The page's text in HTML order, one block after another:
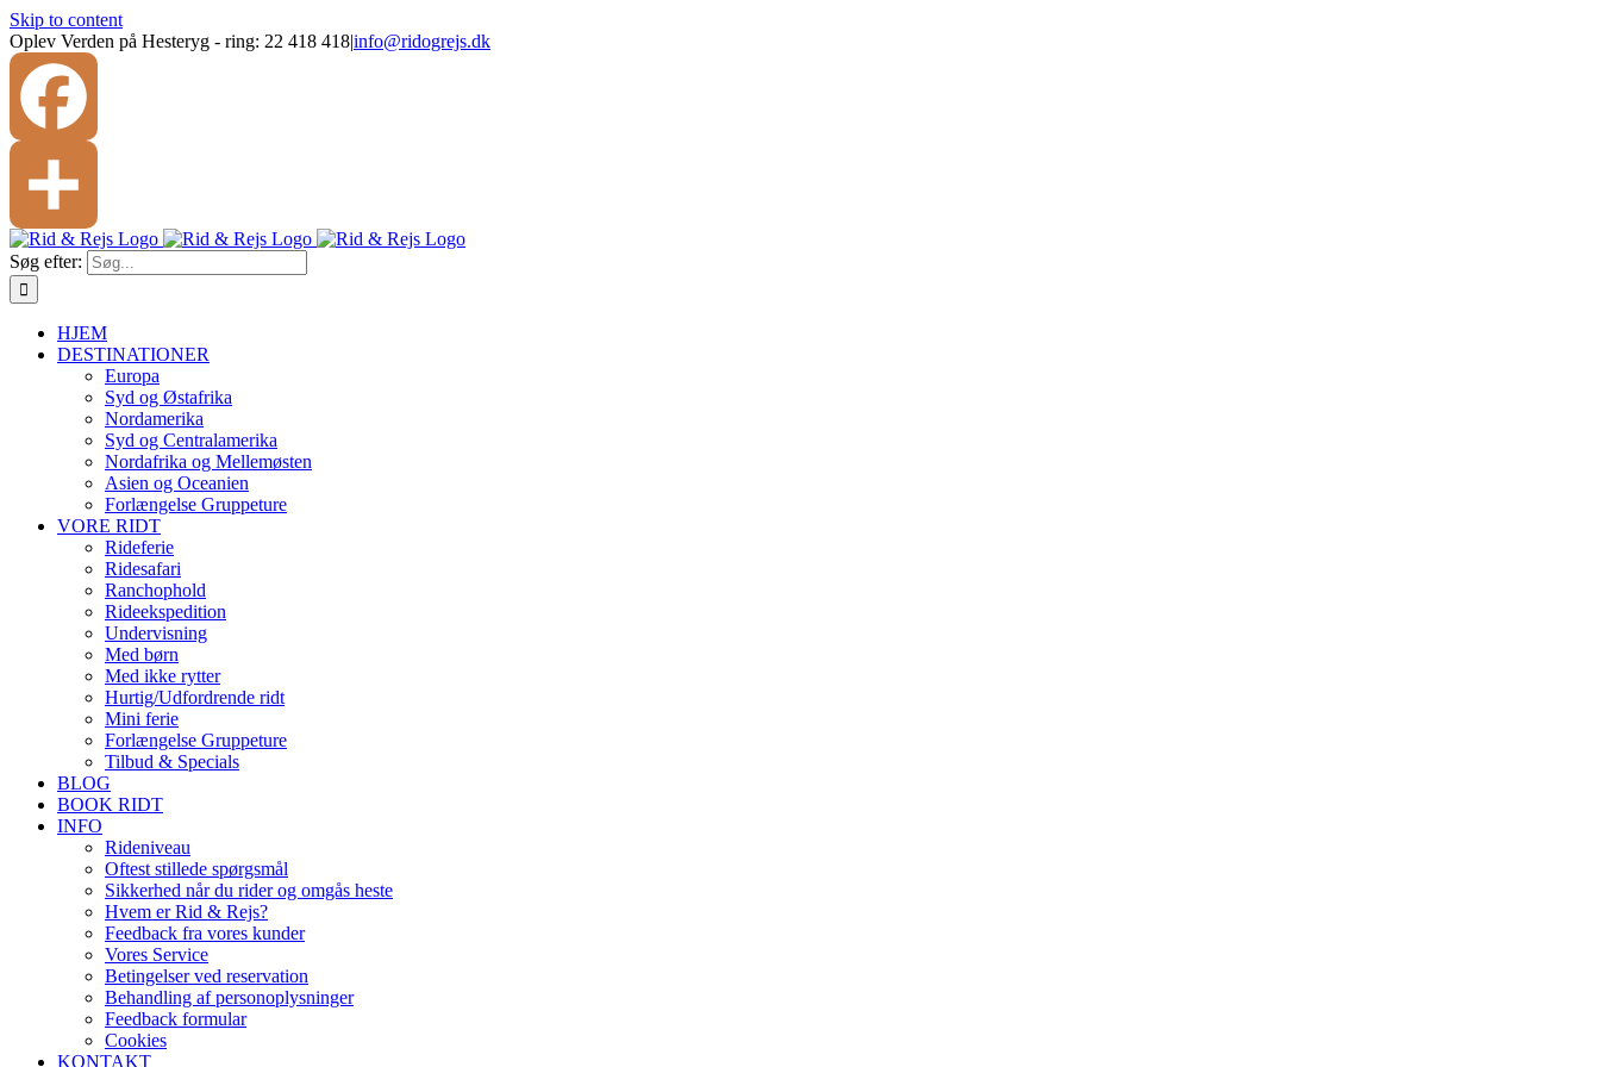
Skip to content
Oplev Verden på Hesteryg - ring: 22 418 418|info@ridogrejs.dk
Facebook
Share
Søg efter:
HJEM
DESTINATIONER
Europa
Syd og Østafrika
Nordamerika
Syd og Centralamerika
Nordafrika og Mellemøsten
Asien og Oceanien
Forlængelse Gruppeture
VORE RIDT
Rideferie
Ridesafari
Ranchophold
Rideekspedition
Undervisning
Med børn
Med ikke rytter
Hurtig/Udfordrende ridt
Mini ferie
Forlængelse Gruppeture
Tilbud & Specials
BLOG
BOOK RIDT
INFO
Rideniveau
Oftest stillede spørgsmål
Sikkerhed når du rider og omgås heste
Hvem er Rid & Rejs?
Feedback fra vores kunder
Vores Service
Betingelser ved reservation
Behandling af personoplysninger
Feedback formular
Cookies
KONTAKT